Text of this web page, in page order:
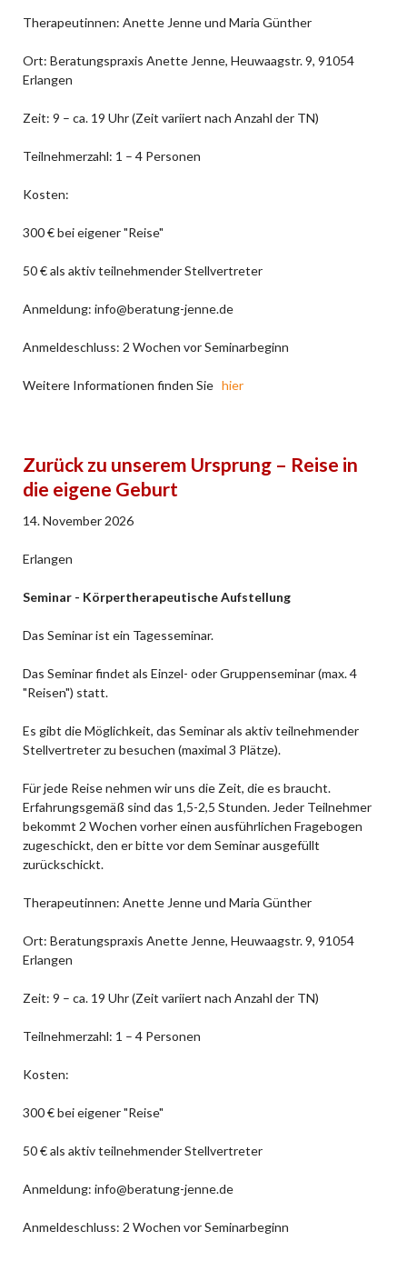
Therapeutinnen: Anette Jenne und Maria Günther
Ort: Beratungspraxis Anette Jenne, Heuwaagstr. 9, 91054
Erlangen
Zeit: 9 – ca. 19 Uhr (Zeit variiert nach Anzahl der TN)
Teilnehmerzahl: 1 – 4 Personen
Kosten:
300 € bei eigener "Reise"
50 € als aktiv teilnehmender Stellvertreter
Anmeldung: info@beratung-jenne.de
Anmeldeschluss: 2 Wochen vor Seminarbeginn
Weitere Informationen finden Sie hier
Zurück zu unserem Ursprung – Reise in
die eigene Geburt
14. November 2026
Erlangen
Seminar - Körpertherapeutische Aufstellung
Das Seminar ist ein Tagesseminar.
Das Seminar findet als Einzel- oder Gruppenseminar (max. 4
"Reisen") statt.
Es gibt die Möglichkeit, das Seminar als aktiv teilnehmender
Stellvertreter zu besuchen (maximal 3 Plätze).
Für jede Reise nehmen wir uns die Zeit, die es braucht.
Erfahrungsgemäß sind das 1,5-2,5 Stunden. Jeder Teilnehmer
bekommt 2 Wochen vorher einen ausführlichen Fragebogen
zugeschickt, den er bitte vor dem Seminar ausgefüllt
zurückschickt.
Therapeutinnen: Anette Jenne und Maria Günther
Ort: Beratungspraxis Anette Jenne, Heuwaagstr. 9, 91054
Erlangen
Zeit: 9 – ca. 19 Uhr (Zeit variiert nach Anzahl der TN)
Teilnehmerzahl: 1 – 4 Personen
Kosten:
300 € bei eigener "Reise"
50 € als aktiv teilnehmender Stellvertreter
Anmeldung: info@beratung-jenne.de
Anmeldeschluss: 2 Wochen vor Seminarbeginn